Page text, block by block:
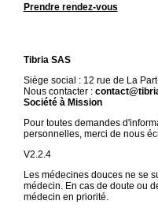
Prendre rendez-vous
Tibria SAS
Siège social : 12 rue de La
Nous contacter :
Société à Mission
Pour toutes demandes
personnelles, merci de nous
V2.2.4
Les médecines douces ne se
médecin. En cas de doute ou
médecin en priorité.